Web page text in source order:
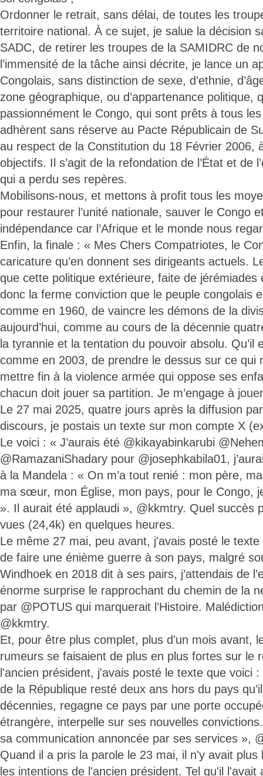
Ordonner le retrait, sans délai, de toutes les
territoire national. À ce sujet, je salue la décision
SADC, de retirer les troupes de la SAMIDRC de
l’immensité de la tâche ainsi décrite, je lance un
Congolais, sans distinction de sexe, d’ethnie,
zone géographique, ou d’appartenance politique,
passionnément le Congo, qui sont prêts à tous
adhèrent sans réserve au Pacte Républicain de
au respect de la Constitution du 18 Février 2006,
objectifs. Il s’agit de la refondation de l’État et de
qui a perdu ses repères.
Mobilisons-nous, et mettons à profit tous les
pour restaurer l’unité nationale, sauver le Congo
indépendance car l’Afrique et le monde nous
Enfin, la finale : « Mes Chers Compatriotes, le
caricature qu’en donnent ses dirigeants actuels.
que cette politique extérieure, faite de jérémiades
donc la ferme conviction que le peuple congolais
comme en 1960, de vaincre les démons de la
aujourd’hui, comme au cours de la décennie
la tyrannie et la tentation du pouvoir absolu. Qu’il
comme en 2003, de prendre le dessus sur ce qui
mettre fin à la violence armée qui oppose ses
chacun doit jouer sa partition. Je m’engage à
Le 27 mai 2025, quatre jours après la diffusion
discours, je postais un texte sur mon compte X
Le voici : « J’aurais été @kikayabinkarubi
@RamazaniShadary pour @josephkabila01,
à la Mandela : « On m’a tout renié : mon père,
ma sœur, mon Église, mon pays, pour le Congo,
». Il aurait été applaudi », @kkmtry. Quel succès
vues (24,4k) en quelques heures.
Le même 27 mai, peu avant, j'avais posté le
de faire une énième guerre à son pays, malgré
Windhoek en 2018 dit à ses pairs, j’attendais de
énorme surprise le rapprochant du chemin de la
par @POTUS qui marquerait l’Histoire.
@kkmtry.
Et, pour être plus complet, plus d'un mois avant,
rumeurs se faisaient de plus en plus fortes sur le
l'ancien président, j'avais posté le texte que voici :
de la République resté deux ans hors du pays
décennies, regagne ce pays par une porte
étrangère, interpelle sur ses nouvelles
sa communication annoncée par ses services »,
Quand il a pris la parole le 23 mai, il n'y avait
les intentions de l'ancien président. Tel qu'il